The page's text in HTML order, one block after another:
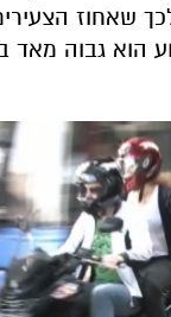
שאחוז
הוא גבוה מאד